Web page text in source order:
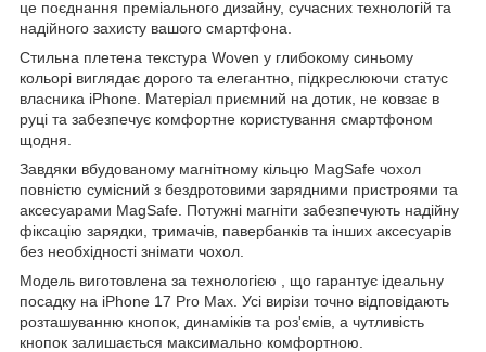
це поєднання преміального дизайну, сучасних технологій та
надійного захисту вашого смартфона.
Стильна плетена текстура Woven у глибокому синьому
кольорі виглядає дорого та елегантно, підкреслюючи статус
власника iPhone. Матеріал приємний на дотик, не ковзає в
руці та забезпечує комфортне користування смартфоном
щодня.
Завдяки вбудованому магнітному кільцю MagSafe чохол
повністю сумісний з бездротовими зарядними пристроями та
аксесуарами MagSafe. Потужні магніти забезпечують надійну
фіксацію зарядки, тримачів, павербанків та інших аксесуарів
без необхідності знімати чохол.
Модель виготовлена за технологією , що гарантує ідеальну
посадку на iPhone 17 Pro Max. Усі вирізи точно відповідають
розташуванню кнопок, динаміків та роз'ємів, а чутливість
кнопок залишається максимально комфортною.